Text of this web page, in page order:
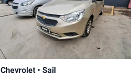
Chevrolet • Sail